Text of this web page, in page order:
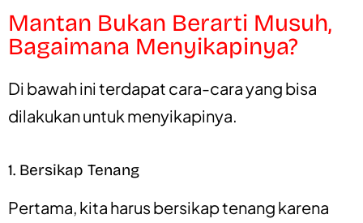
Mantan Bukan Berarti Musuh,
Bagaimana Menyikapinya?
Di bawah ini terdapat cara-cara yang bisa
dilakukan untuk menyikapinya.
1. Bersikap Tenang
Pertama, kita harus bersikap tenang karena